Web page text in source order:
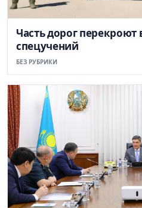
Часть дорог перекроют
спецучений
БЕЗ РУБРИКИ